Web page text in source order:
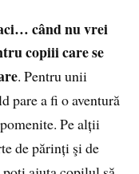
când nu vrei
copiii care se
. Pentru unii
pare a fi o aventură
Pe alții
de părinți şi de